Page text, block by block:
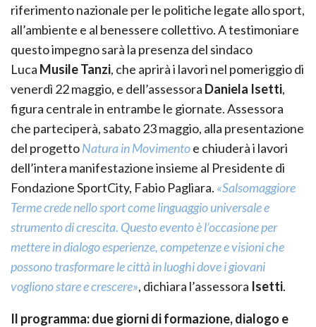
riferimento nazionale per le politiche legate allo sport,
all’ambiente e al benessere collettivo. A testimoniare
questo impegno sarà la presenza del sindaco
Luca Musile Tanzi, che aprirà i lavori nel pomeriggio di
venerdì 22 maggio, e dell’assessora Daniela Isetti,
figura centrale in entrambe le giornate. Assessora
che parteciperà, sabato 23 maggio, alla presentazione
del progettoNatura in Movimentoe chiuderà i lavori
dell’intera manifestazione insieme al Presidente di
Fondazione SportCity, Fabio Pagliara. «Salsomaggiore
Terme crede nello sport come linguaggio universale e
strumento di crescita. Questo evento è l’occasione per
mettere in dialogo esperienze, competenze e visioni che
possono trasformare le città in luoghi dove i giovani
vogliono stare e crescere», dichiara l’assessora Isetti.
Il programma: due giorni di formazione, dialogo e